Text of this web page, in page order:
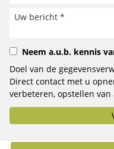
Neem a.u.b. kennis
Doel van de
Direct contact met u
verbeteren, opstellen
het door u geselecteerde